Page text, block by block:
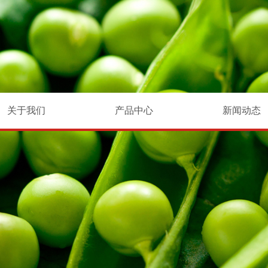
关于我们 产品中心 新闻动态